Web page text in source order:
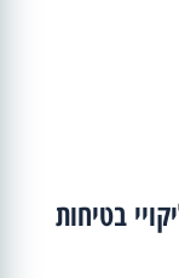
בטיחות